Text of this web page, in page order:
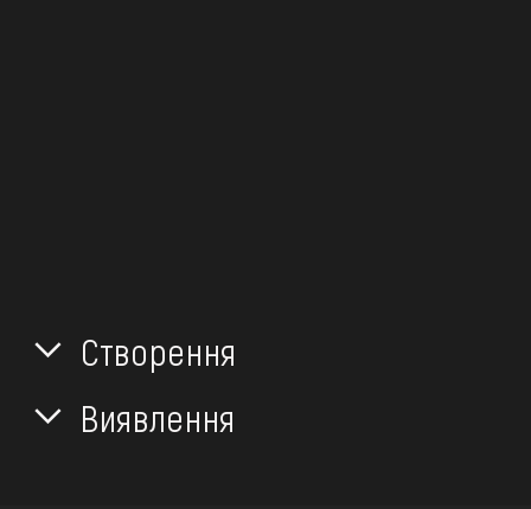
Створення
Виявлення